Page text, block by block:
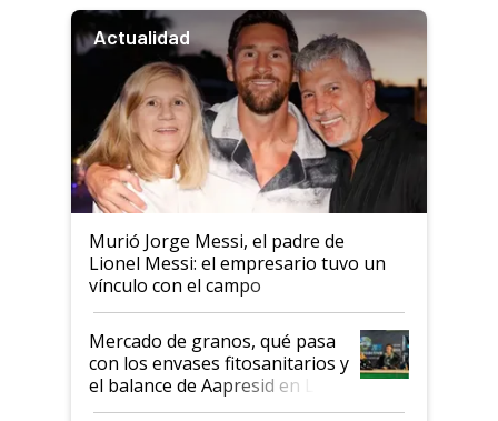
Actualidad
Murió Jorge Messi, el padre de
Lionel Messi: el empresario tuvo un
vínculo con el campo
Mercado de granos, qué pasa
con los envases fitosanitarios y
el balance de Aapresid en La
Posta